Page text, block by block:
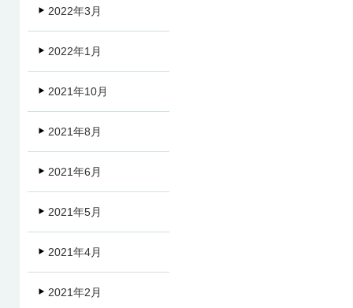
2022年3月
2022年1月
2021年10月
2021年8月
2021年6月
2021年5月
2021年4月
2021年2月